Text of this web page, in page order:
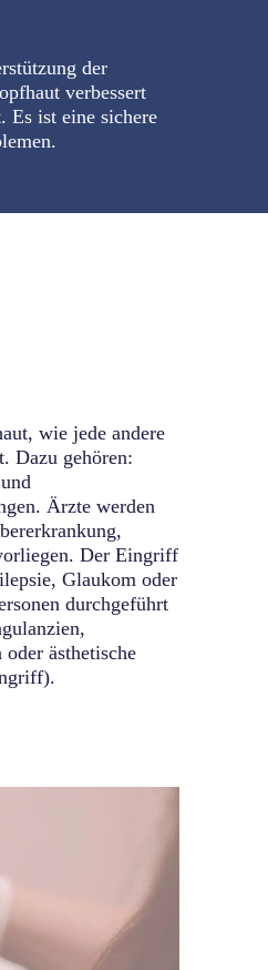
der
verbessert
Es ist eine sichere
wie jede andere
Dazu gehören:
Ärzte werden
Der Eingriff
Glaukom oder
durchgeführt
ästhetische